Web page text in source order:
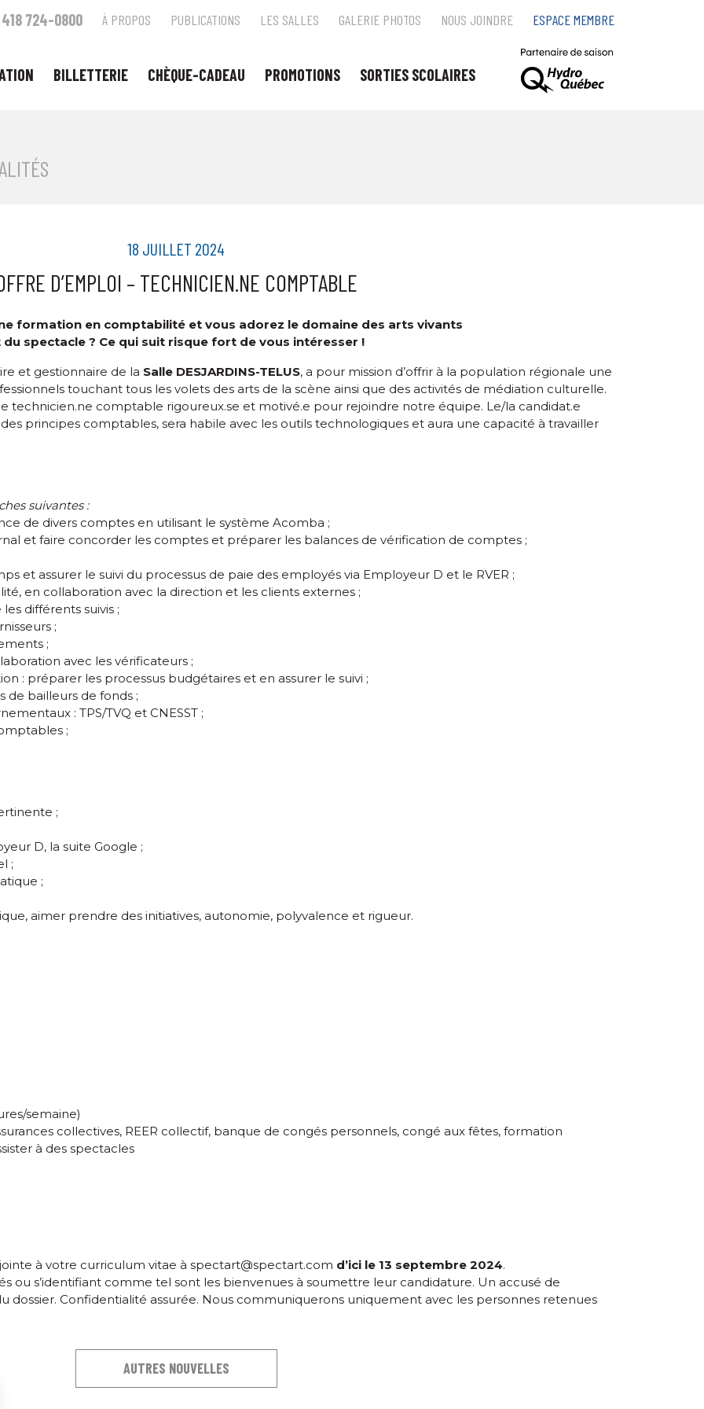
418 724-0800 À PROPOS PUBLICATIONS LES SALLES GALERIE PHOTOS NOUS JOINDRE ESPACE MEMBRE
BILLETTERIE CHÈQUE-CADEAU PROMOTIONS SORTIES SCOLAIRES
18 JUILLET 2024
D’EMPLOI – TECHNICIEN.NE COMPTABLE
formation en comptabilité et vous adorez le domaine des arts vivants
du spectacle ? Ce qui suit risque fort de vous intéresser !
et gestionnaire de la Salle DESJARDINS-TELUS, a pour mission d’offrir à la population régionale une
touchant tous les volets des arts de la scène ainsi que des activités de médiation culturelle.
technicien.ne comptable rigoureux.se et motivé.e pour rejoindre notre équipe. Le/la candidat.e
principes comptables, sera habile avec les outils technologiques et aura une capacité à travailler
suivantes :
de divers comptes en utilisant le système Acomba ;
et faire concorder les comptes et préparer les balances de vérification de comptes ;
et assurer le suivi du processus de paie des employés via Employeur D et le RVER ;
en collaboration avec la direction et les clients externes ;
différents suivis ;
;
;
avec les vérificateurs ;
: préparer les processus budgétaires et en assurer le suivi ;
de bailleurs de fonds ;
: TPS/TVQ et CNESST ;
;
;
D, la suite Google ;
;
;
aimer prendre des initiatives, autonomie, polyvalence et rigueur.
semaine)
collectives, REER collectif, banque de congés personnels, congé aux fêtes, formation
à des spectacles
à votre curriculum vitae à spectart@spectart.com d’ici le 13 septembre 2024.
ou s’identifiant comme tel sont les bienvenues à soumettre leur candidature. Un accusé de
dossier. Confidentialité assurée. Nous communiquerons uniquement avec les personnes retenues
AUTRES NOUVELLES